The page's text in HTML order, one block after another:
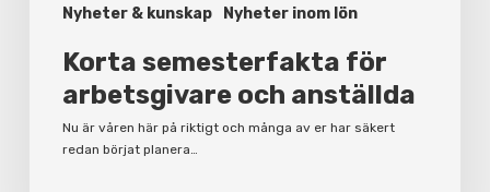
Nyheter & kunskap Nyheter inom lön
Korta semesterfakta för
arbetsgivare och anställda
Nu är våren här på riktigt och många av er har säkert
redan börjat planera…